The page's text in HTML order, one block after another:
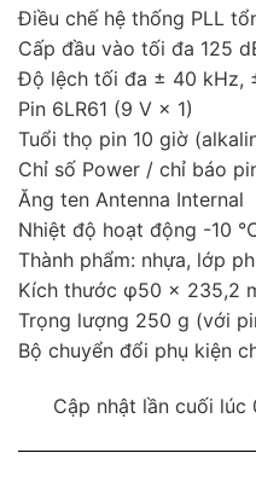
Điều chế hệ thống PLL
Cấp đầu vào tối đa 125
Độ lệch tối đa ± 40 kHz,
Pin 6LR61 (9 V × 1)
Tuổi thọ pin 10 giờ
Chỉ số Power / chỉ báo
Ăng ten Antenna Internal
Nhiệt độ hoạt động -10
Thành phẩm: nhựa, lớp
Kích thước φ50 × 235,2
Trọng lượng 250 g (với
Bộ chuyển đổi phụ kiện
Cập nhật lần cuối lúc